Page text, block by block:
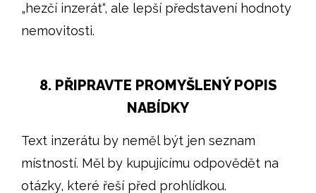
„hezčí inzerát“, ale lepší představení hodnoty
nemovitosti.
8. PŘIPRAVTE PROMYŠLENÝ POPIS
NABÍDKY
Text inzerátu by neměl být jen seznam
místností. Měl by kupujícímu odpovědět na
otázky, které řeší před prohlídkou.